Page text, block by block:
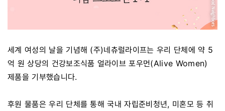
세계 여성의 날을 기념해 (주)네츄럴라이프는 우리 단체에 약 5
억 원 상당의 건강보조식품 얼라이브 포우먼(Alive Women)
제품을 기부했습니다.
후원 물품은 우리 단체를 통해 국내 자립준비청년, 미혼모 등 취